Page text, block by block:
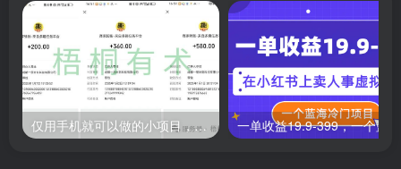
仅用手机就可以做的小项目，当天就能见钱，每天100-300